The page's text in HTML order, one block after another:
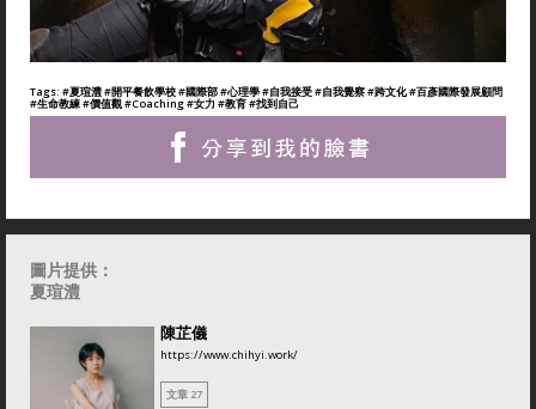
Tags: #夏瑄澧#開平餐飲學校#國際部#心理學#自我接受#自我覺察#跨文化#百彥國際發展顧問
#生命教練#價值觀#Coaching#女力#教育#找到自己
圖片提供：
夏瑄澧
陳芷儀
https://www.chihyi.work/
文章 27